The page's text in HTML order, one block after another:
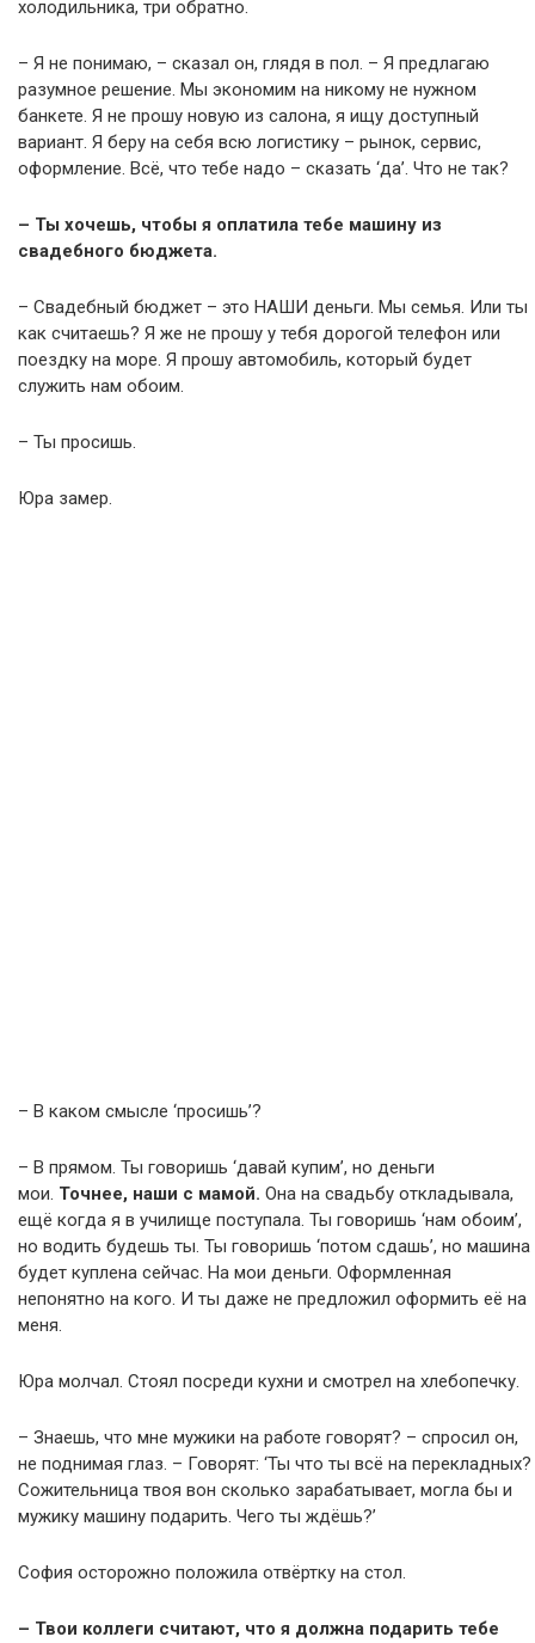
холодильника, три обратно.
– Я не понимаю, – сказал он, глядя в пол. – Я предлагаю
разумное решение. Мы экономим на никому не нужном
банкете. Я не прошу новую из салона, я ищу доступный
вариант. Я беру на себя всю логистику – рынок, сервис,
оформление. Всё, что тебе надо – сказать ‘да’. Что не так?
– Ты хочешь, чтобы я оплатила тебе машину из
свадебного бюджета.
– Свадебный бюджет – это НАШИ деньги. Мы семья. Или ты
как считаешь? Я же не прошу у тебя дорогой телефон или
поездку на море. Я прошу автомобиль, который будет
служить нам обоим.
– Ты просишь.
Юра замер.
– В каком смысле ‘просишь’?
– В прямом. Ты говоришь ‘давай купим’, но деньги
мои. Точнее, наши с мамой. Она на свадьбу откладывала,
ещё когда я в училище поступала. Ты говоришь ‘нам обоим’,
но водить будешь ты. Ты говоришь ‘потом сдашь’, но машина
будет куплена сейчас. На мои деньги. Оформленная
непонятно на кого. И ты даже не предложил оформить её на
меня.
Юра молчал. Стоял посреди кухни и смотрел на хлебопечку.
– Знаешь, что мне мужики на работе говорят? – спросил он,
не поднимая глаз. – Говорят: ‘Ты что ты всё на перекладных?
Сожительница твоя вон сколько зарабатывает, могла бы и
мужику машину подарить. Чего ты ждёшь?’
София осторожно положила отвёртку на стол.
– Твои коллеги считают, что я должна подарить тебе